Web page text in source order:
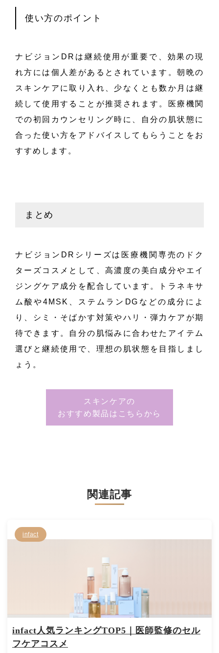
使い方のポイント
ナビジョンDRは継続使用が重要で、効果の現
れ方には個人差があるとされています。朝晩の
スキンケアに取り入れ、少なくとも数か月は継
続して使用することが推奨されます。医療機関
での初回カウンセリング時に、自分の肌状態に
合った使い方をアドバイスしてもらうことをお
すすめします。
まとめ
ナビジョンDRシリーズは医療機関専売のドク
ターズコスメとして、高濃度の美白成分やエイ
ジングケア成分を配合しています。トラネキサ
ム酸や4MSK、ステムランDGなどの成分によ
り、シミ・そばかす対策やハリ・弾力ケアが期
待できます。自分の肌悩みに合わせたアイテム
選びと継続使用で、理想の肌状態を目指しまし
ょう。
スキンケアの
おすすめ製品はこちらから
関連記事
infact
infact人気ランキングTOP5｜医師監修のセル
フケアコスメ